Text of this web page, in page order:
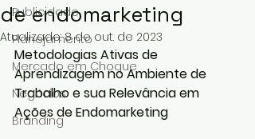
Publicidade
Planejamento
Mercado em Choque
Negócios
Branding
de endomarketing
Atualizado:8 de out. de 2023
Metodologias Ativas de
Aprendizagem no Ambiente de
Trabalho e sua Relevância em
Ações de Endomarketing